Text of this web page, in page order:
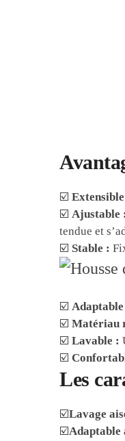
☑️
☑️Ajustable :
tendue et
☑️ Stable :
☑️Adaptable
☑️Matériau
☑️Lavable :
☑️
Les
☑️Lavage
☑️Adaptable